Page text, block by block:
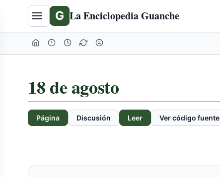
G La Enciclopedia Guanche
18 de agosto
Página Discusión Leer Ver código fuente
contenidos
expandida